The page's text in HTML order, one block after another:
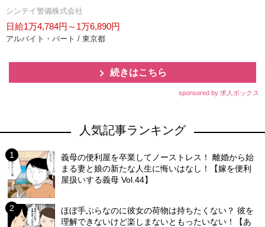
シンテイ警備株式会社
日給1万4,784円～1万6,890円
アルバイト・パート / 東京都
続きはこちら
sponsored by 求人ボックス
人気記事ランキング
義母の便利屋を卒業してノーストレス！ 離婚から始
まる妻と娘の新たな人生に悔いはなし！【嫁を便利
屋扱いする義母 Vol.44】
ほぼ手ぶらなのに彼女の荷物は持ちたくない？ 彼を
理解できないけど楽しまないともったいない！【あ